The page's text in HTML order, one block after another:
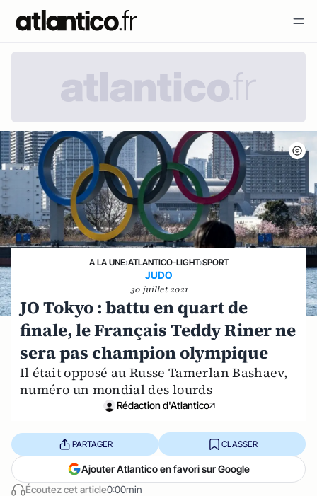
A LA UNE›ATLANTICO-LIGHT›SPORT
JUDO
30 juillet 2021
JO Tokyo : battu en quart de
finale, le Français Teddy Riner ne
sera pas champion olympique
Il était opposé au Russe Tamerlan Bashaev,
numéro un mondial des lourds
Rédaction d'Atlantico
Écoutez cet article0:00min
PARTAGER CLASSER
Ajouter Atlantico en favori sur Google